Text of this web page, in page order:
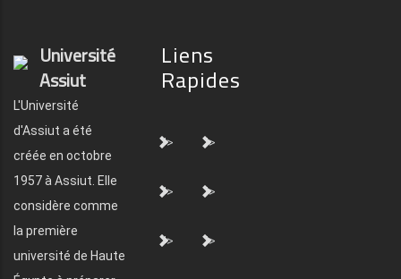
Université
Assiut
L'Université
d'Assiut a été
créée en octobre
1957 à Assiut. Elle
considère comme
la première
université de Haute
Liens
Rapides
"> ">
"> ">
"> ">